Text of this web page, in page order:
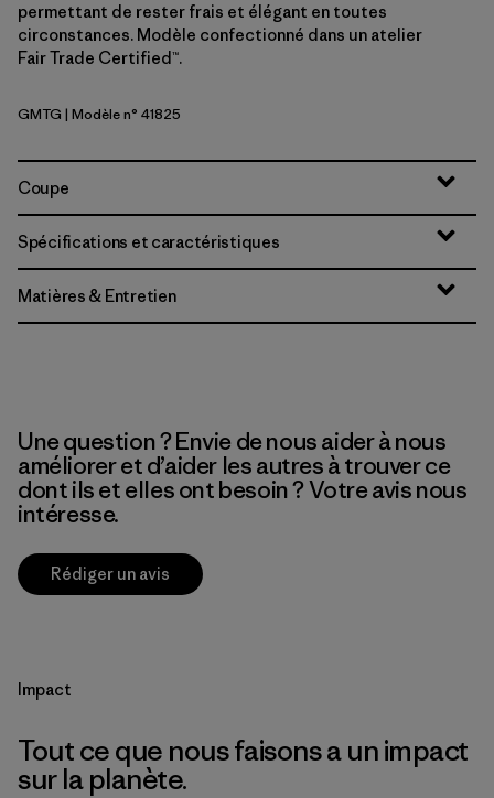
permettant de rester frais et élégant en toutes
circonstances. Modèle confectionné dans un atelier
Fair Trade Certified™.
Gumtree Green
GMTG | Modèle n° 41825
Coupe
Spécifications et caractéristiques
Matières & Entretien
Une question ? Envie de nous aider à nous
améliorer et d’aider les autres à trouver ce
dont ils et elles ont besoin ? Votre avis nous
intéresse.
Rédiger un avis
Impact
Tout ce que nous faisons a un impact
sur la planète.